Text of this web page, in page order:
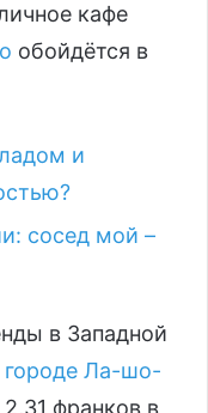
кафе
обойдётся в
и
сосед мой –
в Западной
городе Ла-шо-
2,31 франков в